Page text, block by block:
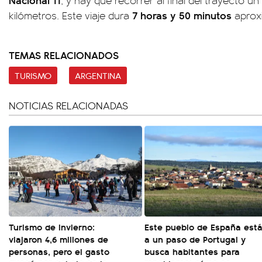
kilómetros. Este viaje dura 7 horas y 50 minutos
TEMAS RELACIONADOS
TURISMO ARGENTINA
NOTICIAS RELACIONADAS
Turismo de invierno:
viajaron 4,6 millones de
personas, pero el gasto
Este pueblo de España está
a un paso de Portugal y
busca habitantes para